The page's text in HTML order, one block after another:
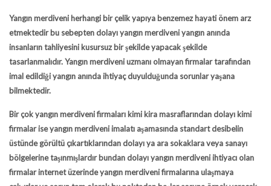
Yangın merdiveni herhangi bir çelik yapıya benzemez hayati önem arz
etmektedir bu sebepten dolayı yangın merdiveni yangın anında
insanların tahliyesini kusursuz bir şekilde yapacak şekilde
tasarlanmalıdır. Yangın merdiveni uzmanı olmayan firmalar tarafından
imal edildiği yangın anında ihtiyaç duyulduğunda sorunlar yaşana
bilmektedir.
Bir çok yangın merdiveni firmaları kimi kira masraflarından dolayı kimi
firmalar ise yangın merdiveni imalatı aşamasında standart desibelin
üstünde görültü çıkartıklarından dolayı ya ara sokaklara veya sanayı
bölgelerine taşınmışlardır bundan dolayı yangın merdiveni ihtiyacı olan
firmalar internet üzerinde yangın merdiveni firmalarına ulaşmaya